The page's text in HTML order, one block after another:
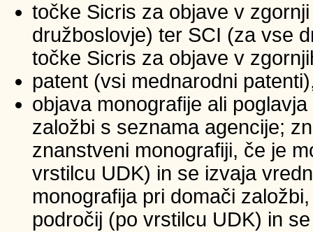
točke Sicris za objave v
družboslovje) ter SCI (za vse
točke Sicris za objave v
patent (vsi mednarodni
objava monografije ali
založbi s seznama agencije;
znanstveni monografiji, če je
vrstilcu UDK) in se izvaja
monografija pri domači
področij (po vrstilcu UDK) in